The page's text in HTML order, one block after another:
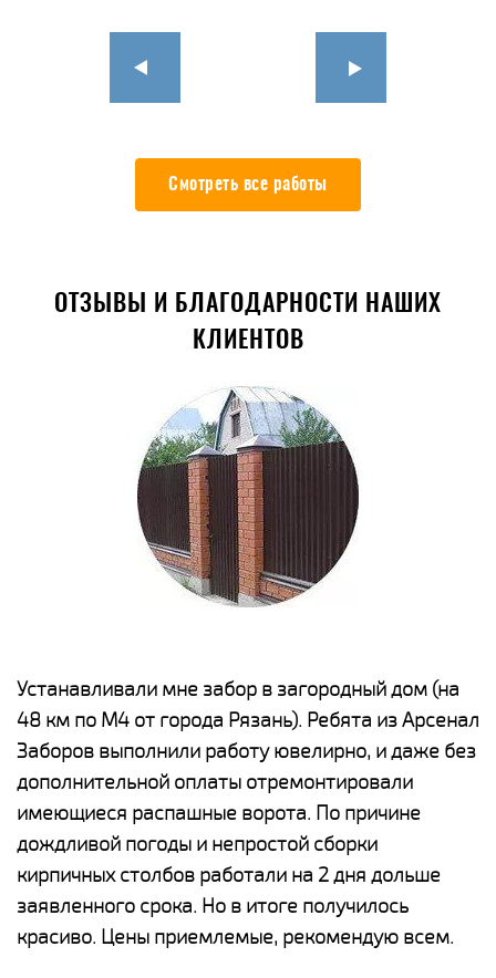
Смотреть все работы
ОТЗЫВЫ И БЛАГОДАРНОСТИ НАШИХ
КЛИЕНТОВ
Устанавливали мне забор в загородный дом (на
48 км по М4 от города Рязань). Ребята из Арсенал
Заборов выполнили работу ювелирно, и даже без
дополнительной оплаты отремонтировали
имеющиеся распашные ворота. По причине
дождливой погоды и непростой сборки
кирпичных столбов работали на 2 дня дольше
заявленного срока. Но в итоге получилось
красиво. Цены приемлемые, рекомендую всем.